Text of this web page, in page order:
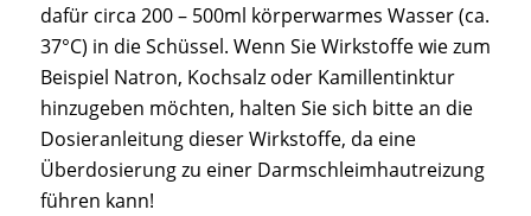
dafür circa 200 – 500ml körperwarmes Wasser (ca.
37°C) in die Schüssel. Wenn Sie Wirkstoffe wie zum
Beispiel Natron, Kochsalz oder Kamillentinktur
hinzugeben möchten, halten Sie sich bitte an die
Dosieranleitung dieser Wirkstoffe, da eine
Überdosierung zu einer Darmschleimhautreizung
führen kann!